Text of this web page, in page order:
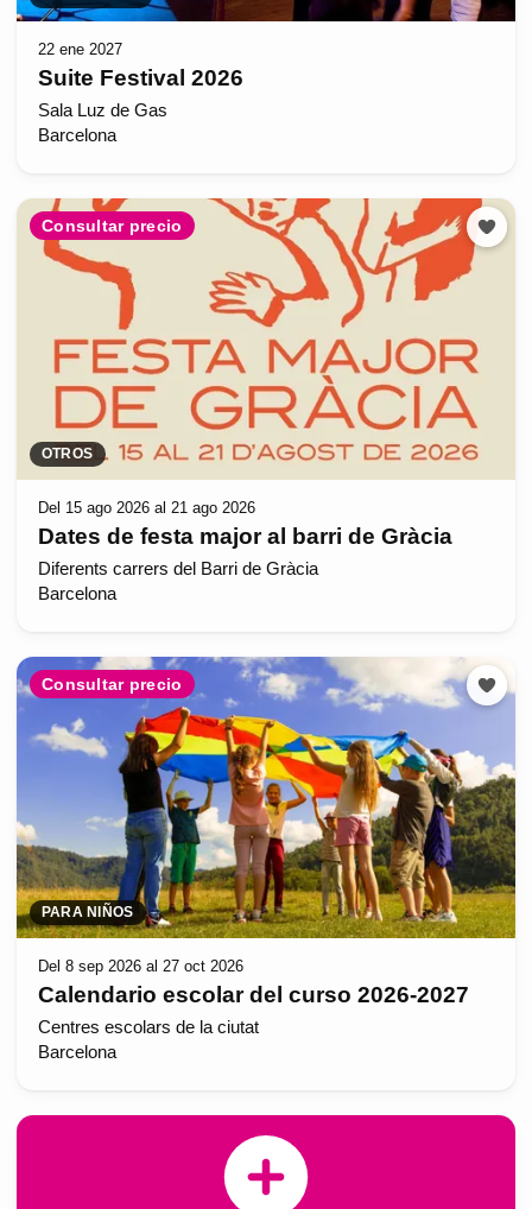
22 ene 2027
Suite Festival 2026
Sala Luz de Gas
Barcelona
Consultar precio
OTROS
Del 15 ago 2026 al 21 ago 2026
Dates de festa major al barri de Gràcia
Diferents carrers del Barri de Gràcia
Barcelona
Consultar precio
PARA NIÑOS
Del 8 sep 2026 al 27 oct 2026
Calendario escolar del curso 2026-2027
Centres escolars de la ciutat
Barcelona